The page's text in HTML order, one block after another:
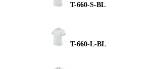
T-660-S-BL
T-660-L-BL